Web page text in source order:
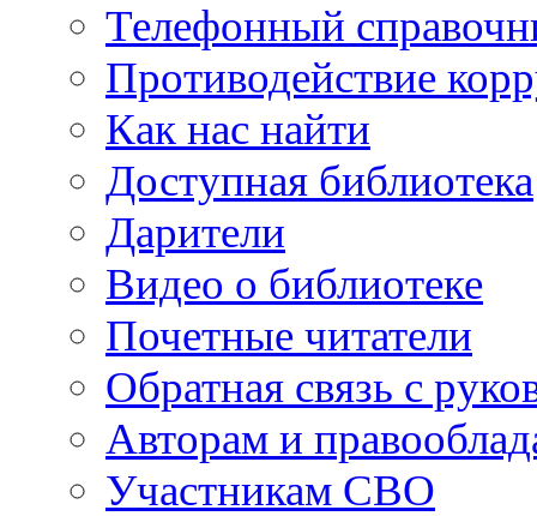
Телефонный
Противодействие
Как нас найти
Доступная библиотека
Дарители
Видео о библиотеке
Почетные читатели
Обратная связь с
Авторам и
Участникам СВО